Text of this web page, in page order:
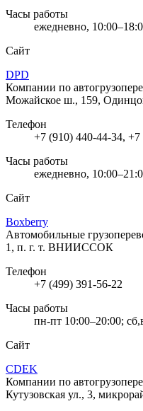
Часы работы
ежедневно,
Сайт
DPD
Компании по
Можайское ш., 159,
Телефон
+7 (910) 440-44-34,
Часы работы
ежедневно,
Сайт
Boxberry
Автомобильные
1, п. г. т. ВНИИССОК
Телефон
+7 (499) 391-56-22
Часы работы
пн-пт 10:00–20:00;
Сайт
CDEK
Компании по
Кутузовская ул., 3,